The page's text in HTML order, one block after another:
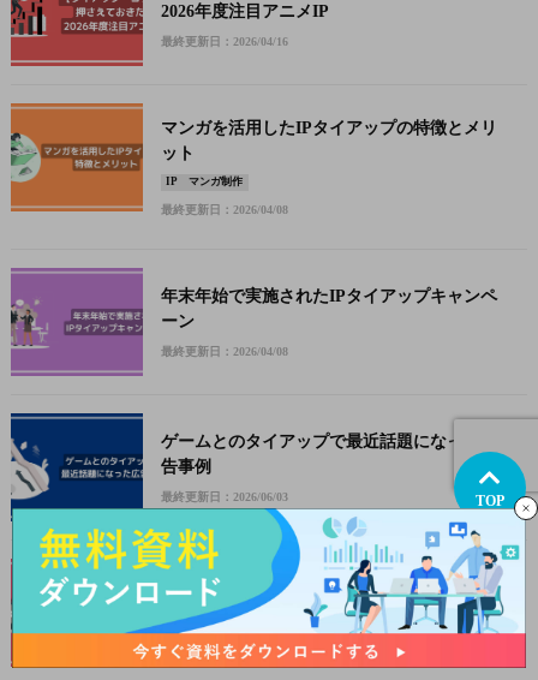
2026年度注目アニメIP
最終更新日：2026/04/16
マンガを活用したIPタイアップの特徴とメリ
ット
IP マンガ制作
最終更新日：2026/04/08
年末年始で実施されたIPタイアップキャンペ
ーン
最終更新日：2026/04/08
ゲームとのタイアップで最近話題になった広
告事例
最終更新日：2026/06/03
アニメとのタイアップで最近話題になった広
告事例
最終更新日：2026/04/28
TOP